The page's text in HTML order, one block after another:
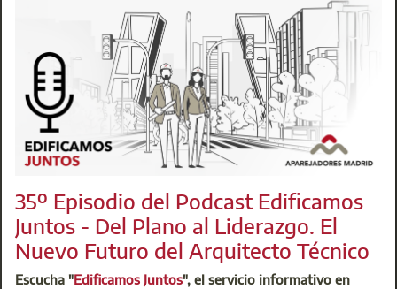
35º Episodio del Podcast Edificamos
Juntos - Del Plano al Liderazgo. El
Nuevo Futuro del Arquitecto Técnico
Escucha "Edificamos Juntos", el servicio informativo en